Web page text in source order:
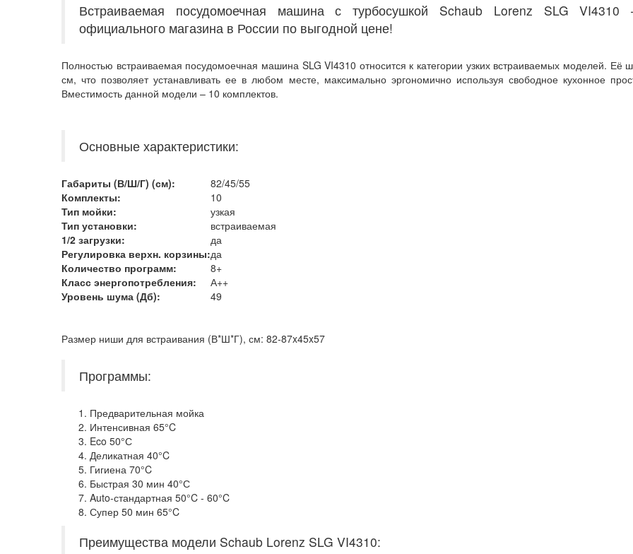
Встраиваемая посудомоечная машина с турбосушкой Schaub Lorenz SLG
официального магазина в России по выгодной цене!
Полностью встраиваемая посудомоечная машина SLG VI4310 относится к категории узких встраиваемых моделей. Её
см, что позволяет устанавливать ее в любом месте, максимально эргономично используя свободное кухонное
Вместимость данной модели – 10 комплектов.
Основные характеристики:
Габариты (В/Ш/Г) (см):
82/45/55
Комплекты:
10
Тип мойки:
узкая
Тип установки:
встраиваемая
1/2 загрузки:
да
Регулировка верхн. корзины:да
Количество программ:
8+
Класс энергопотребления:
А++
Уровень шума (Дб): 49
Размер ниши для встраивания (В*Ш*Г), см: 82-87x45x57
Программы:
Предварительная мойка
Интенсивная 65°C
Eco 50°С
Деликатная 40°C
Гигиена 70°C
Быстрая 30 мин 40°С
Auto-стандартная 50°C - 60°C
Супер 50 мин 65°C
Преимущества модели Schaub Lorenz SLG VI4310: